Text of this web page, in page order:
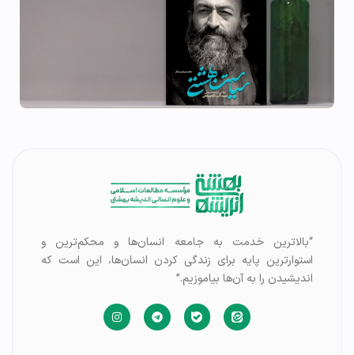
“بالاترین خدمت به جامعه انسان‌ها و محکم‌ترین و
استوارترین پایه برای زندگی کردن انسان‌ها، این است که
اندیشیدن را به آن‌ها بیاموزیم.”